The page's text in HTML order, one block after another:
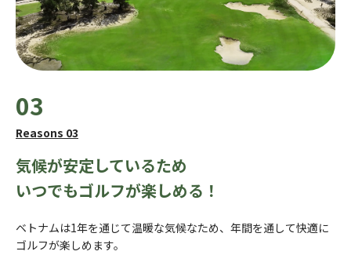
03
Reasons 03
気候が安定しているため
いつでもゴルフが楽しめる！
ベトナムは1年を通じて温暖な気候なため、年間を通して快適に
ゴルフが楽しめます。